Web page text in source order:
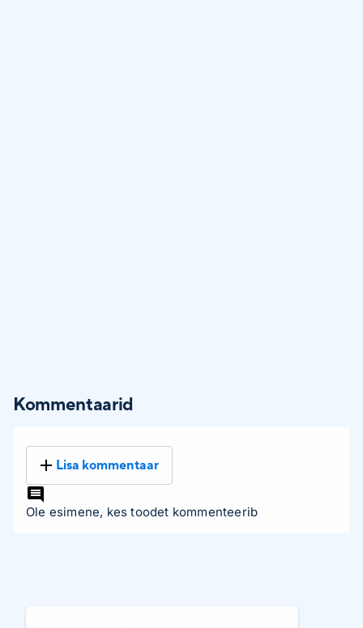
Kommentaarid
Lisa kommentaar
Ole esimene, kes toodet kommenteerib